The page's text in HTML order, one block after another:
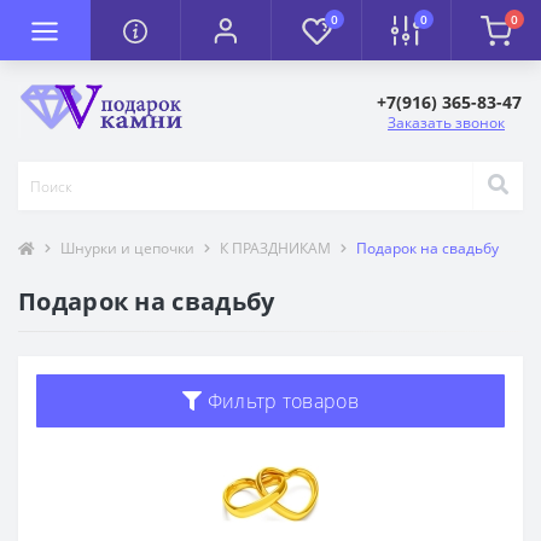
0 0 0
+7(916) 365-83-47
Заказать звонок
Шнурки и цепочки К ПРАЗДНИКАМ Подарок на свадьбу
Подарок на свадьбу
Фильтр товаров